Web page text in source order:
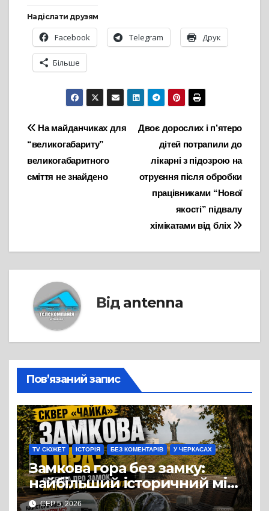
Надіслати друзям
Facebook Telegram Друк
Більше
Навігація
записів
Двоє дорослих і п’ятеро
дітей потрапили до
лікарні з підозрою на
отруєння після обробки
працівниками “Нової
якості” підвалу
хімікатами від бліх
На майданчиках для
“великогабариту”
великогабаритного
сміття не знайдено
Від antenna
Пов’язаний запис
TV СЮЖЕТ ІСТОРІЯ БЕЗ КОМЕНТАРІВ У ЧЕРКАСАХ
Замкова гора без замку:
найбільший історичний міф
Черкас
СЕР 5, 2026